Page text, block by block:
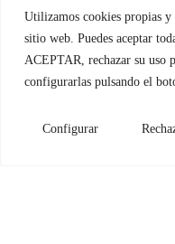
Utilizamos cookies propias y
sitio web. Puedes aceptar
ACEPTAR, rechazar su uso
configurarlas pulsando el
Configurar